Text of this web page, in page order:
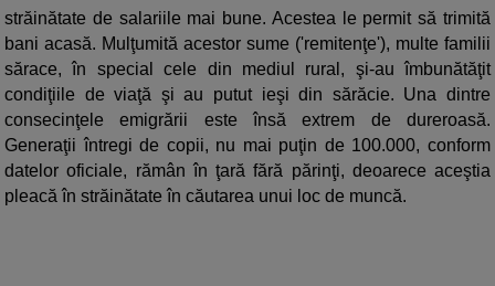
străinătate de salariile mai bune. Acestea le permit să trimită
bani acasă. Mulţumită acestor sume ('remitenţe'), multe familii
sărace, în special cele din mediul rural, şi-au îmbunătăţit
condiţiile de viaţă şi au putut ieşi din sărăcie. Una dintre
consecinţele emigrării este însă extrem de dureroasă.
Generaţii întregi de copii, nu mai puţin de 100.000, conform
datelor oficiale, rămân în ţară fără părinţi, deoarece aceştia
pleacă în străinătate în căutarea unui loc de muncă.